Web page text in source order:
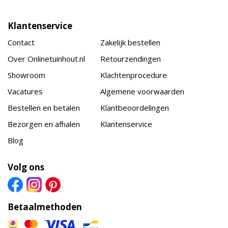
Klantenservice
Contact
Over Onlinetuinhout.nl
Showroom
Vacatures
Bestellen en betalen
Bezorgen en afhalen
Blog
Zakelijk bestellen
Retourzendingen
Klachtenprocedure
Algemene voorwaarden
Klantbeoordelingen
Klantenservice
Volg ons
Betaalmethoden